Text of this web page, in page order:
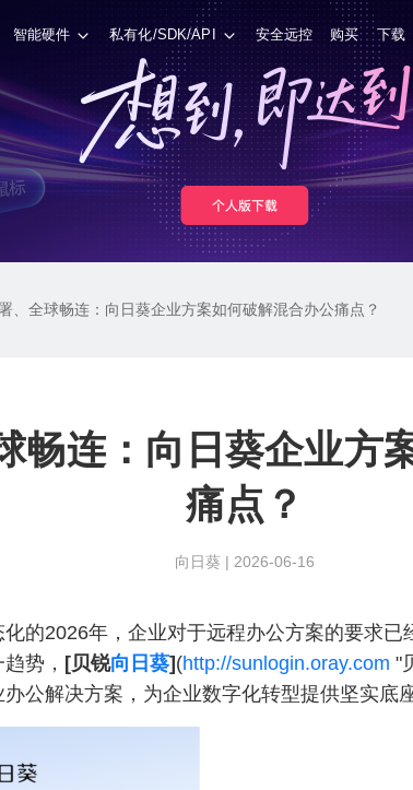
智能硬件 私有化/SDK/API 安全远控 购买 下载
、全球畅连：向日葵企业方案如何破解混合办公痛点？
畅连：向日葵企业方
痛点？
向日葵 | 2026-06-16
的2026年，企业对于远程办公方案的要求已
势， [贝锐向日葵] (http://sunlogin.oray.com "
公解决方案，为企业数字化转型提供坚实底座